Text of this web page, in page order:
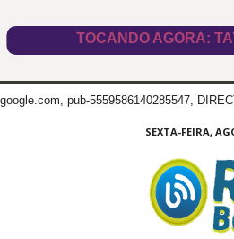
google.com, pub-5559586140285547,
SEXTA-FEIRA,
Borborema